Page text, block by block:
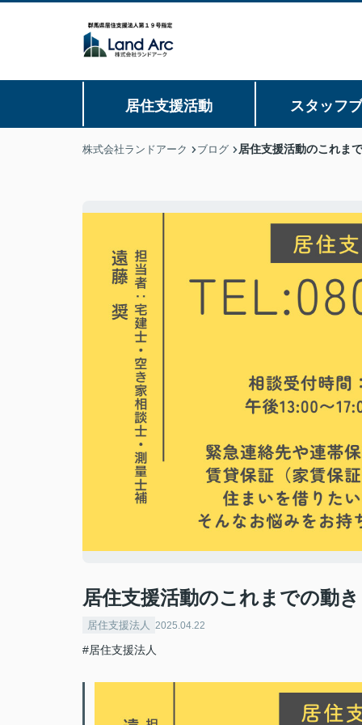
居住支援活動 スタッフ
株式会社ランドアーク ブログ 居住支援活動のこれま
居住支援活動のこれまでの動
居住支援法人 2025.04.22
#居住支援法人